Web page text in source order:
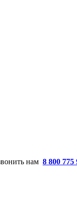
нам 8 800 775